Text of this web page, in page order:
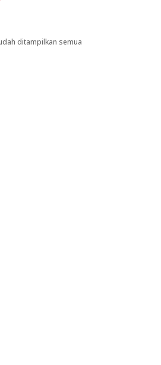
ditampilkan semua